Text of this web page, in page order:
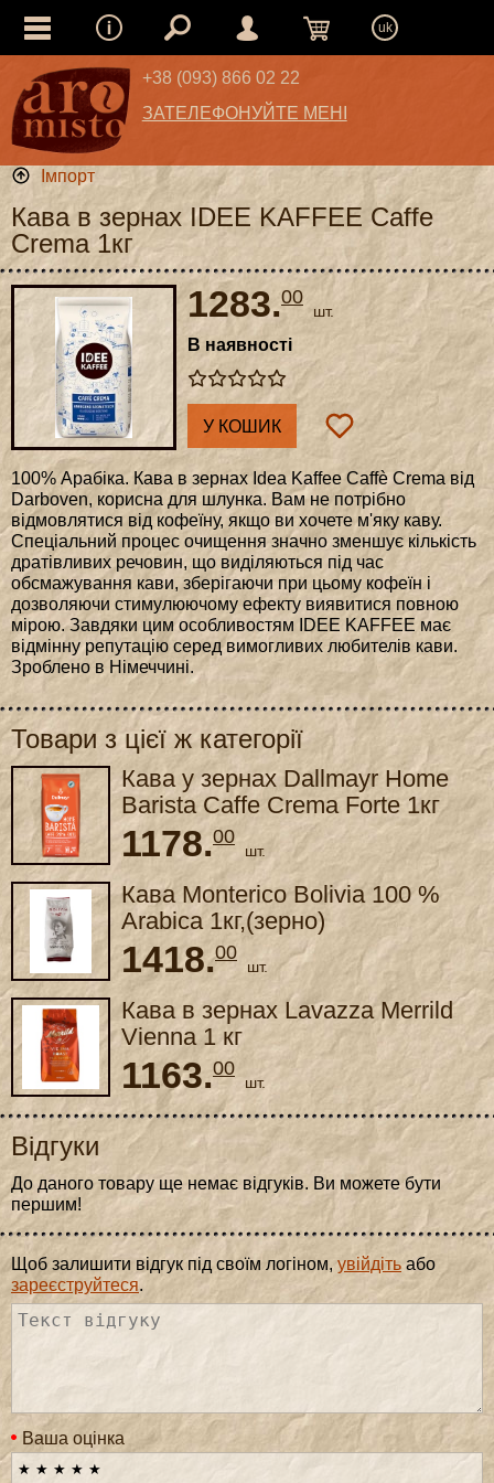
uk
+38 (093) 866 02 22
ЗАТЕЛЕФОНУЙТЕ МЕНІ
Імпорт
Кава в зернах IDEE KAFFEE Caffe
Crema 1кг
1283.00
шт.
В наявності
У КОШИК
100% Арабіка. Кава в зернах Idea Kaffee Caffè Crema від
Darboven, корисна для шлунка. Вам не потрібно
відмовлятися від кофеїну, якщо ви хочете м'яку каву.
Спеціальний процес очищення значно зменшує кількість
дратівливих речовин, що виділяються під час
обсмажування кави, зберігаючи при цьому кофеїн і
дозволяючи стимулюючому ефекту виявитися повною
мірою. Завдяки цим особливостям IDEE KAFFEE має
відмінну репутацію серед вимогливих любителів кави.
Зроблено в Німеччині.
Товари з цієї ж категорії
Кава у зернах Dallmayr Home
Barista Caffe Crema Forte 1кг
1178.00
шт.
Кава Monterico Bolivia 100 %
Arabica 1кг,(зерно)
1418.00
шт.
Кава в зернах Lavazza Merrild
Vienna 1 кг
1163.00
шт.
Відгуки
До даного товару ще немає відгуків. Ви можете бути
першим!
Щоб залишити відгук під своїм логіном, увійдіть або
зареєструйтеся.
Ваша оцінка